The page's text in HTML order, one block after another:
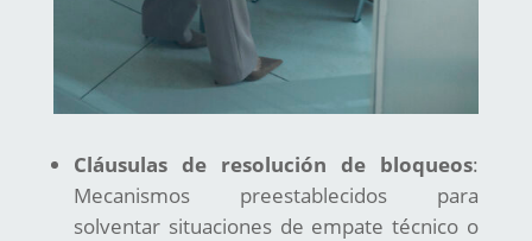
Cláusulas de resolución de bloqueos:
Mecanismos preestablecidos para
solventar situaciones de empate técnico o